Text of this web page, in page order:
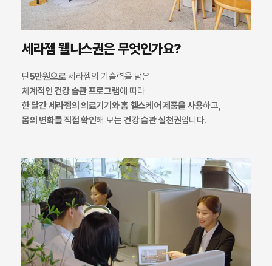
세라젬 웰니스권은 무엇인가요?
단5만원으로세라젬의 기술력을 담은
체계적인 건강 습관 프로그램에 따라
한 달간 세라젬의 의료기기와 홈 헬스케어 제품을 사용하고,
몸의 변화를 직접 확인해 보는 건강 습관 실천권입니다.